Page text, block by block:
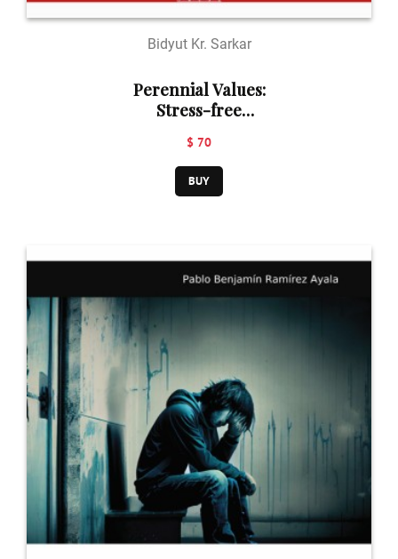
Bidyut Kr. Sarkar
Perennial Values:
Stress-free
Leadership
During Crisis
$ 70
BUY